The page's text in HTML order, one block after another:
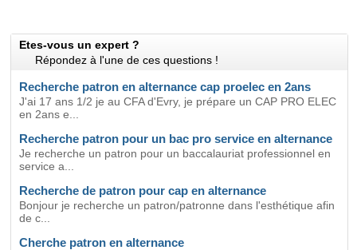
Etes-vous un expert ?
Répondez à l'une de ces questions !
Recherche patron en alternance cap proelec en 2ans
J'ai 17 ans 1/2 je au CFA d'Evry, je prépare un CAP PRO ELEC
en 2ans e...
Recherche patron pour un bac pro service en alternance
Je recherche un patron pour un baccalauriat professionnel en
service a...
Recherche de patron pour cap en alternance
Bonjour je recherche un patron/patronne dans l'esthétique afin
de c...
Cherche patron en alternance